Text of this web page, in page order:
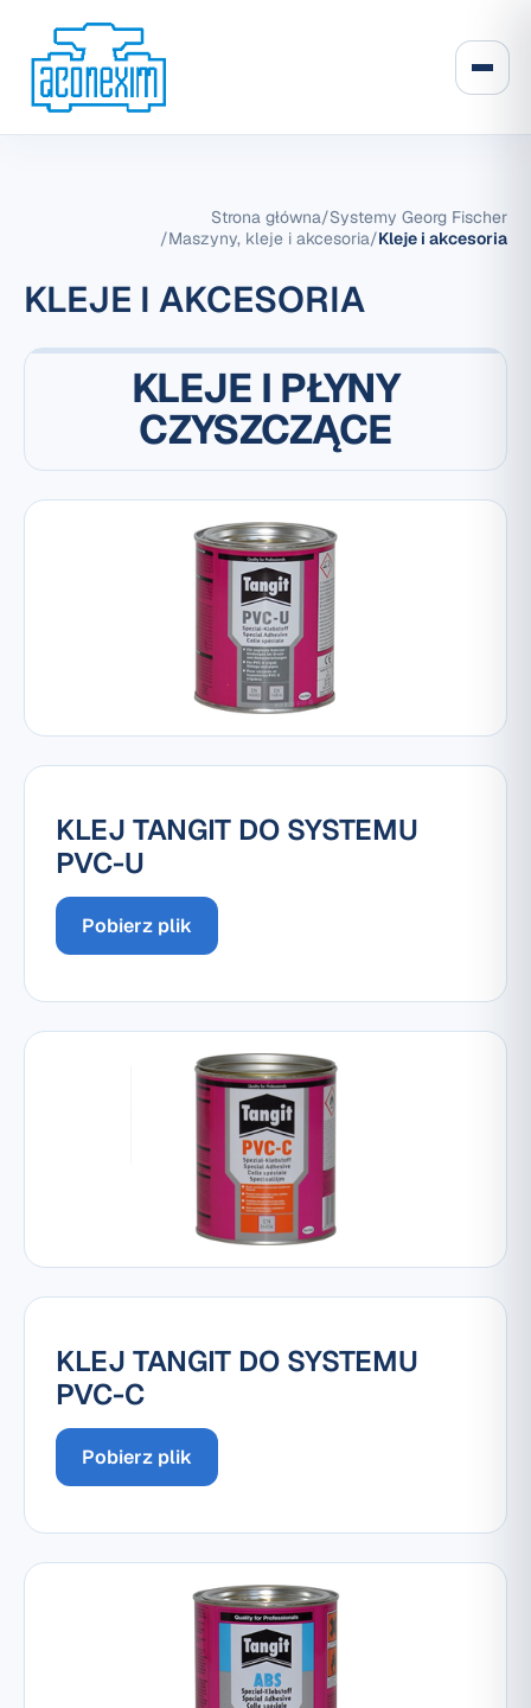
Strona główna/Systemy Georg Fischer
/Maszyny, kleje i akcesoria/Kleje i akcesoria
KLEJE I AKCESORIA
KLEJE I PŁYNY
CZYSZCZĄCE
KLEJ TANGIT DO SYSTEMU
PVC-U
Pobierz plik
KLEJ TANGIT DO SYSTEMU
PVC-C
Pobierz plik